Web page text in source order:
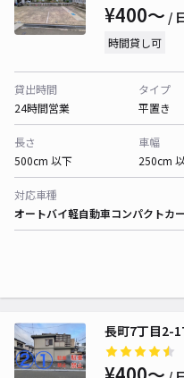
¥400〜 /
時間貸し可
貸出時間
24時間営業
タイプ
平置き
長さ
500cm 以下
車幅
250cm
対応車種
オートバイ軽自動車コンパクトカー
長町7丁目2-